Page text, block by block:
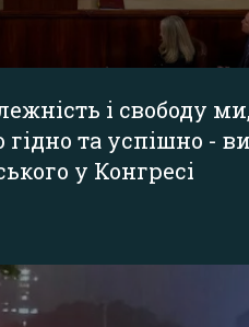
і свободу
гідно та успішно -
у Конгресі